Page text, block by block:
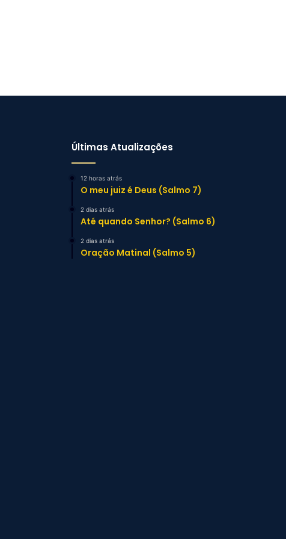
Últimas Atualizações
12 horas atrás
O meu juiz é Deus (Salmo 7)
2 dias atrás
Até quando Senhor? (Salmo 6)
2 dias atrás
Oração Matinal (Salmo 5)